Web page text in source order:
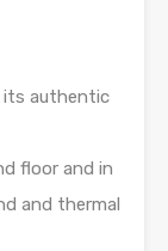
its authentic
floor and in
and thermal